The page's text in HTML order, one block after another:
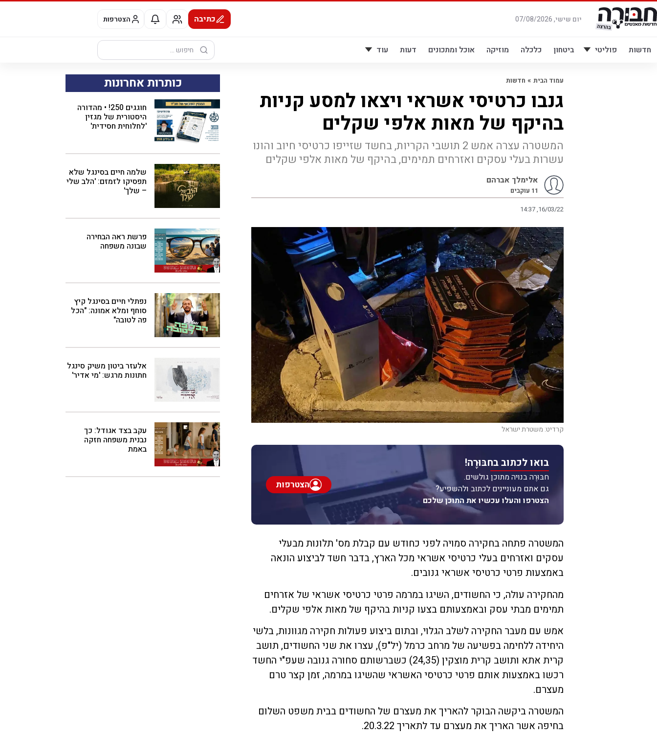
דלג
לתוכן
יום שישי, 07/08/2026 כתיבה הצטרפות
חדשות פוליטי ביטחון כלכלה מוזיקה אוכל ומתכונים דעות עוד
חיפוש:
עמוד הבית » חדשות
גנבו כרטיסי אשראי ויצאו למסע קניות
בהיקף של מאות אלפי שקלים
המשטרה עצרה אמש 2 תושבי הקריות, בחשד שזייפו כרטיסי חיוב והונו
עשרות בעלי עסקים ואזרחים תמימים, בהיקף של מאות אלפי שקלים
אלימלך אברהם
11 עוקבים
14:37 ,16/03/22
קרדיט: משטרת ישראל
בואו לכתוב בחבּוּרֶה!
חבּוּרֶה בנויה מתוכן גולשים.
גם אתם מעוניינים לכתוב ולהשפיע?
הצטרפו והעלו עכשיו את התוכן שלכם
הצטרפות
המשטרה פתחה בחקירה סמויה לפני כחודש עם קבלת מס' תלונות מבעלי
עסקים ואזרחים בעלי כרטיסי אשראי מכל הארץ, בדבר חשד לביצוע הונאה
באמצעות פרטי כרטיסי אשראי גנובים.
מהחקירה עולה, כי החשודים, השיגו במרמה פרטי כרטיסי אשראי של אזרחים
תמימים מבתי עסק ובאמצעותם בצעו קניות בהיקף של מאות אלפי שקלים.
אמש עם מעבר החקירה לשלב הגלוי, ובתום ביצוע פעולות חקירה מגוונות, בלשי
היחידה ללחימה בפשיעה של מרחב כרמל (יל"פ), עצרו את שני החשודים, תושב
קרית אתא ותושב קרית מוצקין (24,35) כשברשותם סחורה גנובה שעפ"י החשד
רכשו באמצעות אותם פרטי כרטיסי האשראי שהשיגו במרמה, זמן קצר טרם
מעצרם.
המשטרה ביקשה הבוקר להאריך את מעצרם של החשודים בבית משפט השלום
בחיפה אשר האריך את מעצרם עד לתאריך 20.3.22.
כותרות אחרונות
חוגגים 250! • מהדורה
היסטורית של מגזין
'לחלוחית חסידית'
שלמה חיים בסינגל שלא
תפסיקו לזמזם: 'הלב שלי
– שלך'
פרשת ראה הבחירה
שבונה משפחה
נפתלי חיים בסינגל קיץ
סוחף ומלא אמונה: "הכל
פה לטובה"
אלעזר ביטון משיק סינגל
חתונות מרגש: 'מי אדיר'
עקב בצד אגודל: כך
נבנית משפחה חזקה
באמת